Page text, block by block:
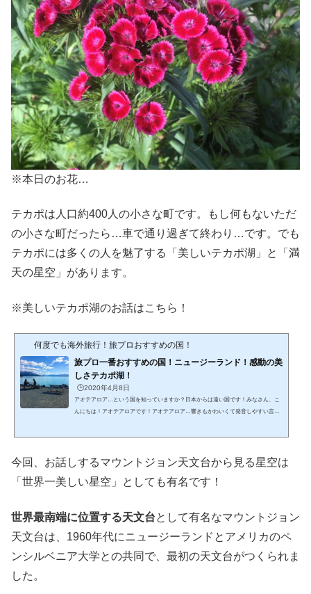
※本日のお花…
テカポは人口約400人の小さな町です。もし何もないただ
の小さな町だったら…車で通り過ぎて終わり…です。でも
テカポには多くの人を魅了する「美しいテカポ湖」と「満
天の星空」があります。
※美しいテカポ湖のお話はこちら！
何度でも海外旅行！旅プロおすすめの国！
旅プロ一番おすすめの国！ニュージーランド！感動の美
しさテカポ湖！
🕒️2020年4月8日
アオテアロア…という国を知っていますか？日本からは遠い国です！みなさん、こ
んにちは！アオテアロアです！アオテアロア…響きもかわいくて発音しやすい言葉
と北島と南島からなり、日本と同じように南北に長い島国です。面積は日本の約4分
今回、お話しするマウントジョン天文台から見る星空は
「世界一美しい星空」としても有名です！
世界最南端に位置する天文台として有名なマウントジョン
天文台は、1960年代にニュージーランドとアメリカのペ
ンシルベニア大学との共同で、最初の天文台がつくられま
した。